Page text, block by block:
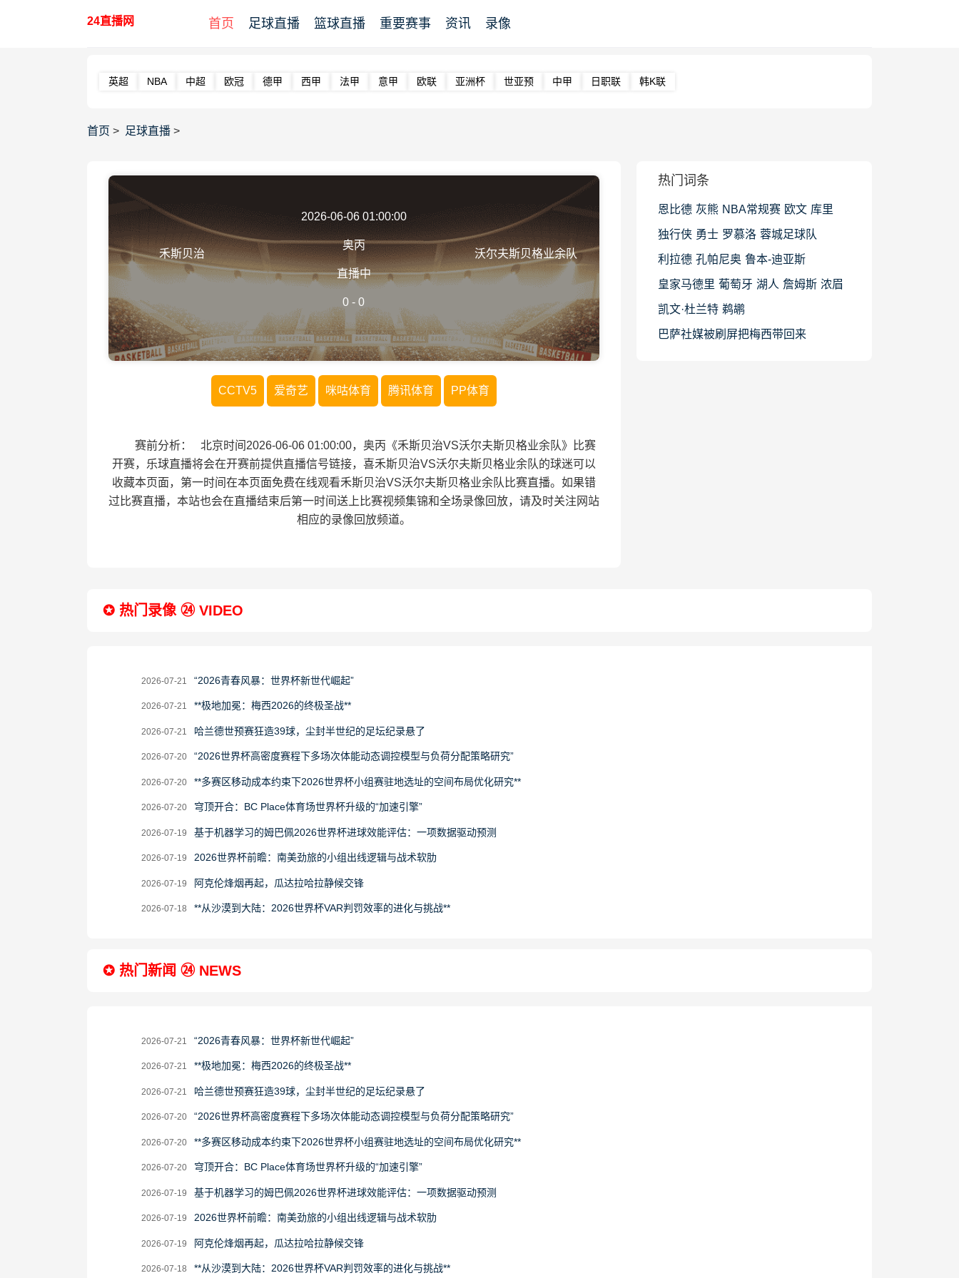
24直播网 首页 足球直播 篮球直播 重要赛事 资讯 录像
英超 NBA 中超 欧冠 德甲 西甲 法甲 意甲 欧联 亚洲杯 世亚预 中甲 日职联 韩K联
首页 > 足球直播 >
禾斯贝治
2026-06-06 01:00:00
奥丙
直播中
0 -0
沃尔夫斯贝格业余队
CCTV5 爱奇艺 咪咕体育 腾讯体育 PP体育
赛前分析： 北京时间2026-06-06 01:00:00，奥丙《禾斯贝治VS沃尔夫斯贝格业余队》比赛
开赛，乐球直播将会在开赛前提供直播信号链接，喜禾斯贝治VS沃尔夫斯贝格业余队的球迷可以
收藏本页面，第一时间在本页面免费在线观看禾斯贝治VS沃尔夫斯贝格业余队比赛直播。如果错
过比赛直播，本站也会在直播结束后第一时间送上比赛视频集锦和全场录像回放，请及时关注网站
相应的录像回放频道。
热门词条
恩比德 灰熊 NBA常规赛 欧文 库里
独行侠 勇士 罗慕洛 蓉城足球队
利拉德 孔帕尼奥 鲁本-迪亚斯
皇家马德里 葡萄牙 湖人 詹姆斯 浓眉
凯文·杜兰特 鹈鹕
巴萨社媒被刷屏把梅西带回来
✪ 热门录像 ㉔ VIDEO
2026-
07-
21
2026-07-21 “2026青春风暴：世界杯新世代崛起”
2026-
07-
21
2026-07-21 **极地加冕：梅西2026的终极圣战**
2026-
07-
21
2026-07-21 哈兰德世预赛狂造39球，尘封半世纪的足坛纪录悬了
2026-
07-
20
2026-07-20 “2026世界杯高密度赛程下多场次体能动态调控模型与负荷分配策略研究”
2026-
07-
20
2026-07-20 **多赛区移动成本约束下2026世界杯小组赛驻地选址的空间布局优化研究**
2026-
07-
20
2026-07-20 穹顶开合：BC Place体育场世界杯升级的“加速引擎”
2026-
07-
19
2026-07-19 基于机器学习的姆巴佩2026世界杯进球效能评估：一项数据驱动预测
2026-
07-
19
2026-07-19 2026世界杯前瞻：南美劲旅的小组出线逻辑与战术软肋
2026-
07-
2026-07-19 阿克伦烽烟再起，瓜达拉哈拉静候交锋
2026-
2026-07-18 **从沙漠到大陆：2026世界杯VAR判罚效率的进化与挑战**
✪ 热门新闻 ㉔ NEWS
2026-
07-
21
2026-07-21 “2026青春风暴：世界杯新世代崛起”
2026-
07-
21
2026-07-21 **极地加冕：梅西2026的终极圣战**
2026-
07-
21
2026-07-21 哈兰德世预赛狂造39球，尘封半世纪的足坛纪录悬了
2026-
07-
20
2026-07-20 “2026世界杯高密度赛程下多场次体能动态调控模型与负荷分配策略研究”
2026-
07-
20
2026-07-20 **多赛区移动成本约束下2026世界杯小组赛驻地选址的空间布局优化研究**
2026-
07-
20
2026-07-20 穹顶开合：BC Place体育场世界杯升级的“加速引擎”
2026-
07-
19
2026-07-19 基于机器学习的姆巴佩2026世界杯进球效能评估：一项数据驱动预测
2026-
07-
19
2026-07-19 2026世界杯前瞻：南美劲旅的小组出线逻辑与战术软肋
2026-
07-
2026-07-19 阿克伦烽烟再起，瓜达拉哈拉静候交锋
2026-
2026-07-18 **从沙漠到大陆：2026世界杯VAR判罚效率的进化与挑战**